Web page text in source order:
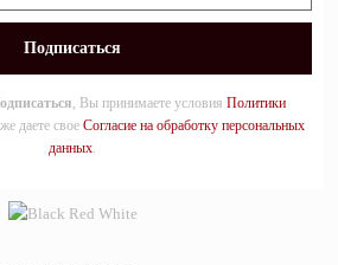
, Вы принимаете условия Политики
даете свое Согласие на обработку персональных
данных.